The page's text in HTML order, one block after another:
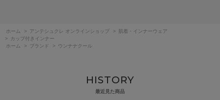
ホーム > アンテシュクレ オンラインショップ >
肌着・インナーウェア
>
カップ付きインナー
ホーム
> ブランド > ウンナナクール
HISTORY
最近見た商品